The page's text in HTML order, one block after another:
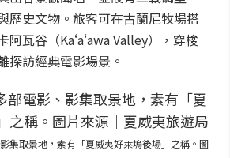
歷史文物。旅客可在古蘭尼牧場搭
瓦谷（Kaʻaʻawa Valley），穿梭
探訪經典電影場景。
集取景地，素有「夏威夷好萊塢後場」之稱。圖